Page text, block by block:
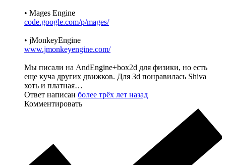
• Mages Engine
code.google.com/p/mages/
• jMonkeyEngine
www.jmonkeyengine.com/
Мы писали на AndEngine+box2d для физики, но есть
еще куча других движков. Для 3d понравилась Shiva
хоть и платная…
Ответ написан более трёх лет назад
Комментировать